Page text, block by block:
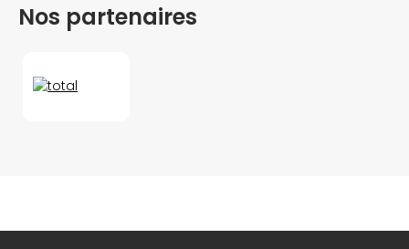
Nos partenaires